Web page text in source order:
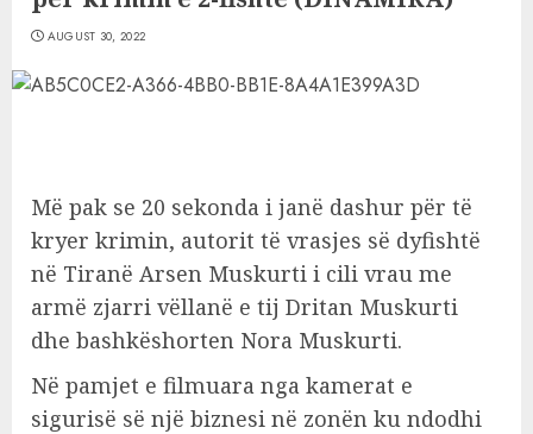
AUGUST 30, 2022
Më pak se 20 sekonda i janë dashur për të
kryer krimin, autorit të vrasjes së dyfishtë
në Tiranë Arsen Muskurti i cili vrau me
armë zjarri vëllanë e tij Dritan Muskurti
dhe bashkëshorten Nora Muskurti.
Në pamjet e filmuara nga kamerat e
sigurisë së një biznesi në zonën ku ndodhi